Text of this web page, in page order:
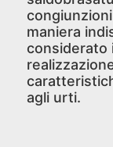
maniera
considerato
agli urti.